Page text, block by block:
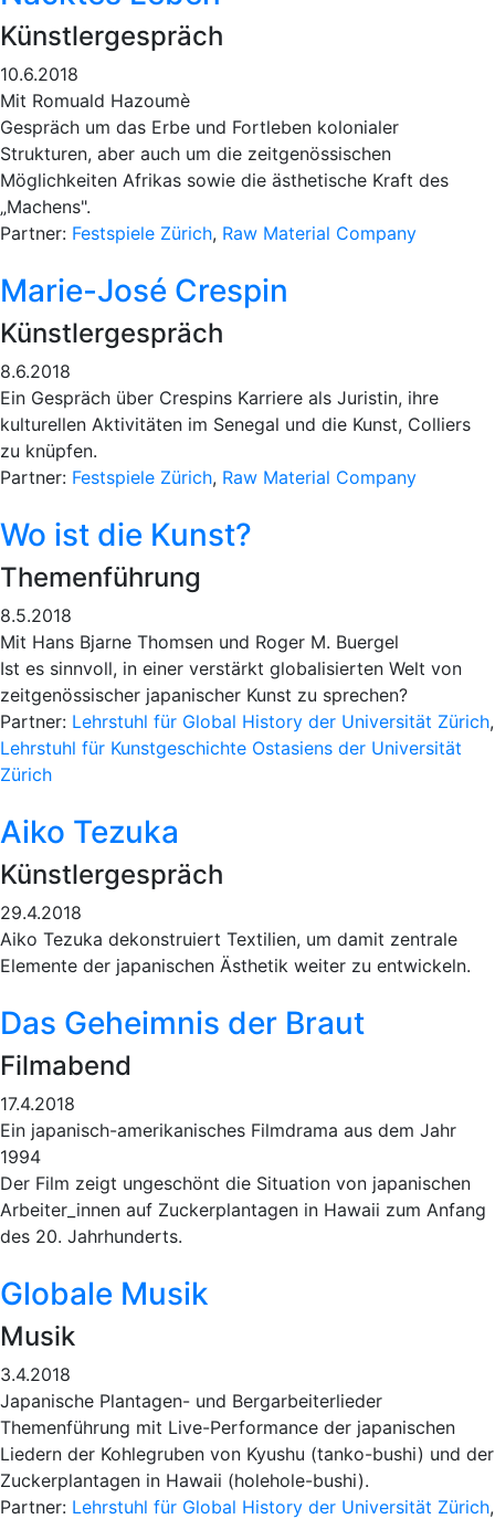
Künstlergespräch
10.6.2018
Mit Romuald Hazoumè
Gespräch um das Erbe und Fortleben kolonialer
Strukturen, aber auch um die zeitgenössischen
Möglichkeiten Afrikas sowie die ästhetische Kraft des
„Machens".
Partner: Festspiele Zürich, Raw Material Company
Marie-José Crespin
Künstlergespräch
8.6.2018
Ein Gespräch über Crespins Karriere als Juristin, ihre
kulturellen Aktivitäten im Senegal und die Kunst, Colliers
zu knüpfen.
Partner: Festspiele Zürich, Raw Material Company
Wo ist die Kunst?
Themenführung
8.5.2018
Mit Hans Bjarne Thomsen und Roger M. Buergel
Ist es sinnvoll, in einer verstärkt globalisierten Welt von
zeitgenössischer japanischer Kunst zu sprechen?
Partner: Lehrstuhl für Global History der Universität Zürich,
Lehrstuhl für Kunstgeschichte Ostasiens der Universität
Zürich
Aiko Tezuka
Künstlergespräch
29.4.2018
Aiko Tezuka dekonstruiert Textilien, um damit zentrale
Elemente der japanischen Ästhetik weiter zu entwickeln.
Das Geheimnis der Braut
Filmabend
17.4.2018
Ein japanisch-amerikanisches Filmdrama aus dem Jahr
1994
Der Film zeigt ungeschönt die Situation von japanischen
Arbeiter_innen auf Zuckerplantagen in Hawaii zum Anfang
des 20. Jahrhunderts.
Globale Musik
Musik
3.4.2018
Japanische Plantagen- und Bergarbeiterlieder
Themenführung mit Live-Performance der japanischen
Liedern der Kohlegruben von Kyushu (tanko-bushi) und der
Zuckerplantagen in Hawaii (holehole-bushi).
Partner: Lehrstuhl für Global History der Universität Zürich,